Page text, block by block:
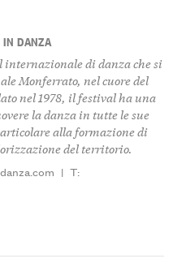
IN DANZA
internazionale di danza che si
Monferrato, nel cuore del
nel 1978, il festival ha una
la danza in tutte le sue
alla formazione di
del territorio.
| T: